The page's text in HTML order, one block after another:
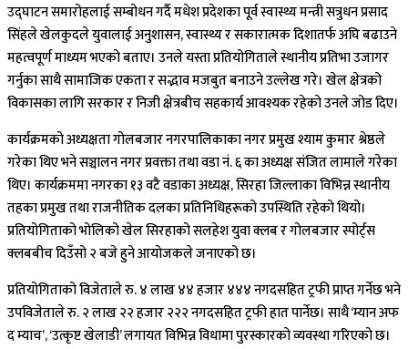
उद्घाटन समारोहलाई सम्बोधन गर्दै मधेश प्रदेशका पूर्व स्वास्थ्य मन्त्री सत्रुधन प्रसाद
सिंहले खेलकुदले युवालाई अनुशासन, स्वास्थ्य र सकारात्मक दिशातर्फ अघि बढाउने
महत्वपूर्ण माध्यम भएको बताए। उनले यस्ता प्रतियोगिताले स्थानीय प्रतिभा उजागर
गर्नुका साथै सामाजिक एकता र सद्भाव मजबुत बनाउने उल्लेख गरे। खेल क्षेत्रको
विकासका लागि सरकार र निजी क्षेत्रबीच सहकार्य आवश्यक रहेको उनले जोड दिए।
कार्यक्रमको अध्यक्षता गोलबजार नगरपालिकाका नगर प्रमुख श्याम कुमार श्रेष्ठले
गरेका थिए भने सञ्चालन नगर प्रवक्ता तथा वडा नं. ६ का अध्यक्ष संजित लामाले गरेका
थिए। कार्यक्रममा नगरका १३ वटै वडाका अध्यक्ष, सिरहा जिल्लाका विभिन्न स्थानीय
तहका प्रमुख तथा राजनीतिक दलका प्रतिनिधिहरूको उपस्थिति रहेको थियो।
प्रतियोगिताको भोलिको खेल सिरहाको सलहेश युवा क्लब र गोलबजार स्पोर्ट्स
क्लबबीच दिउँसो २ बजे हुने आयोजकले जनाएको छ।
प्रतियोगिताको विजेताले रु. ४ लाख ४४ हजार ४४४ नगदसहित ट्रफी प्राप्त गर्नेछ भने
उपविजेताले रु. २ लाख २२ हजार २२२ नगदसहित ट्रफी हात पार्नेछ। साथै ‘म्यान अफ
द म्याच’, ‘उत्कृष्ट खेलाडी’ लगायत विभिन्न विधामा पुरस्कारको व्यवस्था गरिएको छ।